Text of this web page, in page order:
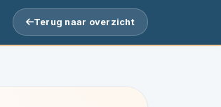
Terug naar overzicht